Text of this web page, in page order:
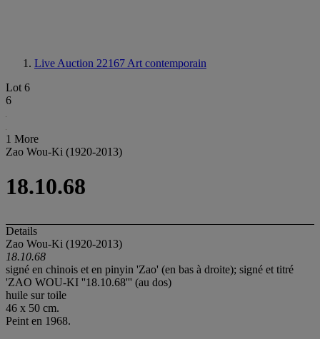
Live Auction 22167 Art contemporain
Lot 6
6
1 More
Zao Wou-Ki (1920-2013)
18.10.68
Details
Zao Wou-Ki (1920-2013)
18.10.68
signé en chinois et en pinyin 'Zao' (en bas à droite); signé et titré
'ZAO WOU-KI ''18.10.68''' (au dos)
huile sur toile
46 x 50 cm.
Peint en 1968.